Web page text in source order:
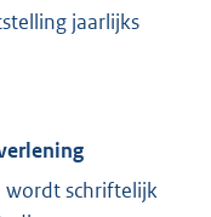
jaarlijks
wordt schriftelijk